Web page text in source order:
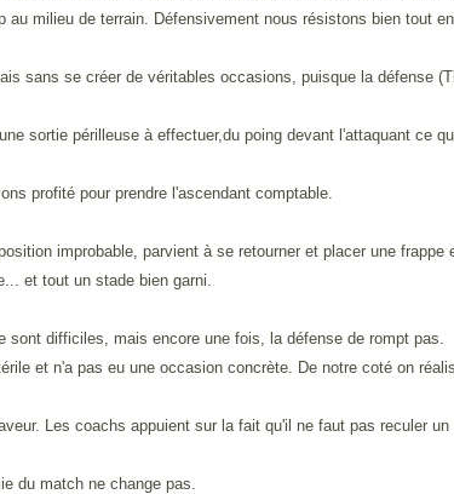
au milieu de terrain. Défensivement nous résistons bien tout
sans se créer de véritables occasions, puisque la défense
sortie périlleuse à effectuer,du poing devant l'attaquant ce
profité pour prendre l'ascendant comptable.
improbable, parvient à se retourner et placer une
et tout un stade bien garni.
sont difficiles, mais encore une fois, la défense de rompt pas.
et n'a pas eu une occasion concrète. De notre coté on
Les coachs appuient sur la fait qu'il ne faut pas reculer
du match ne change pas.